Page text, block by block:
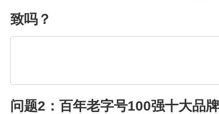
致吗？
问题2：百年老字号100强十大品